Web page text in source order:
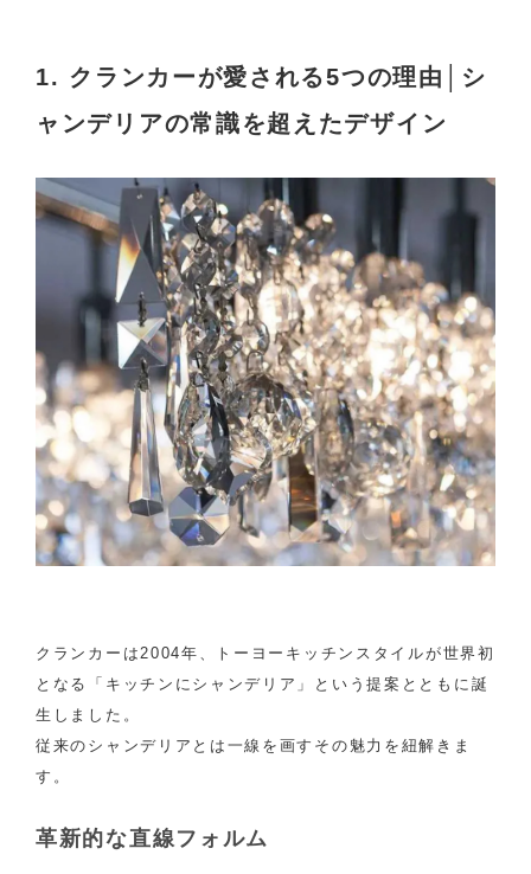
1. クランカーが愛される5つの理由│シ
ャンデリアの常識を超えたデザイン
クランカーは2004年、トーヨーキッチンスタイルが世界初
となる「キッチンにシャンデリア」という提案とともに誕
生しました。
従来のシャンデリアとは一線を画すその魅力を紐解きま
す。
革新的な直線フォルム